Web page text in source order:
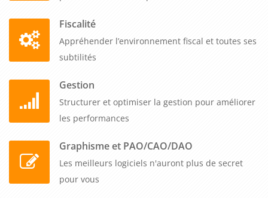
formation contribue à la qualité, à la compétitivité et à la
durabilité de l'entreprise.
Fiscalité
Appréhender l’environnement fiscal et toutes ses
subtilités
Gestion
Structurer et optimiser la gestion pour améliorer
les performances
Graphisme et PAO/CAO/DAO
Les meilleurs logiciels n'auront plus de secret
pour vous